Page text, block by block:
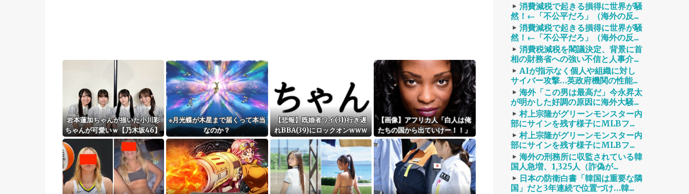
岩本蓮加ちゃんが描いた小川彩
ちゃんが可愛いｗ【乃木坂46】
※月光蝶が木星まで届くって本当
なのか？
【悲報】既婚者ワイ(31)行き遅
れBBA(39)にロックオンwww
w
【画像】アフリカ人「白人は俺
たちの国から出ていけー！！」
白人「わかった。出ていくわ」
⇒結果！！！
消費減税で起きる損得に世界が騒
然！←「不公平だろ」（海外の反...
消費減税で起きる損得に世界が騒
然！←「不公平だろ」（海外の反...
消費税減税を閣議決定、背景に首
相の財務省への強い不信と人事介...
AIが指示なく個人や組織に対し
サイバー攻撃…英政府機関の性能...
海外「この男は最高だ」今永昇太
が明かした好調の原因に海外大騒...
村上宗隆がグリーンモンスター内
部にサインを残す様子にMLBフ...
村上宗隆がグリーンモンスター内
部にサインを残す様子にMLBフ...
海外の刑務所に収監されている韓
国人急増、1,325人（詐偽が...
日本の防衛白書「韓国は重要な隣
国」だと3年連続で位置づけ…韓...